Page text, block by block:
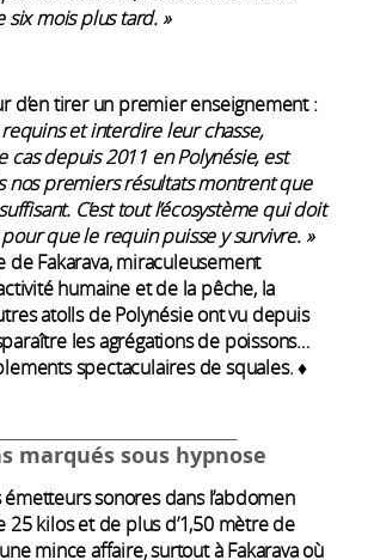
six mois plus tard. »
d’en tirer un premier enseignement :
et interdire leur chasse,
cas depuis 2011 en Polynésie, est
nos premiers résultats montrent que
C’est tout l’écosystème qui doit
que le requin puisse y survivre. »
de Fakarava, miraculeusement
humaine et de la pêche, la
atolls de Polynésie ont vu depuis
les agrégations de poissons…
spectaculaires de squales. ♦
marqués sous hypnose
sonores dans l’abdomen
25 kilos et de plus d’1,50 mètre de
mince affaire, surtout à Fakarava où